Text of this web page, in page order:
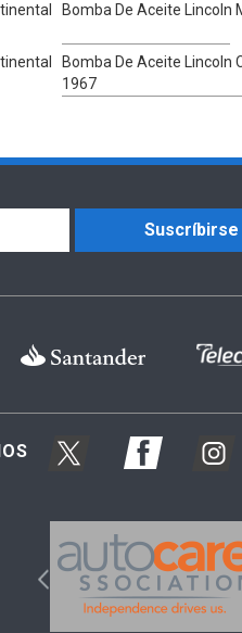
Bomba De Aceite Lincoln
Bomba De Aceite Lincoln
1967
Suscríbirse